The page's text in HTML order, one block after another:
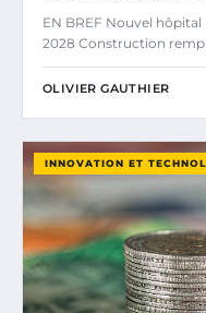
EN BREF Nouvel
2028 Construction
OLIVIER GAUTHIER
INNOVATION ET